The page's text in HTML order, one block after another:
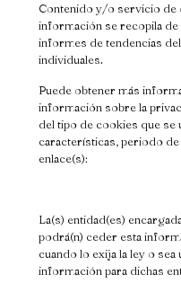
Contenido y/o servicio de
información se recopila de
informes de tendencias
individuales.
Puede obtener más
información sobre la
del tipo de cookies que se
características, periodo
enlace(s):
La(s) entidad(es)
podrá(n) ceder esta
cuando lo exija la ley o
información para dichas